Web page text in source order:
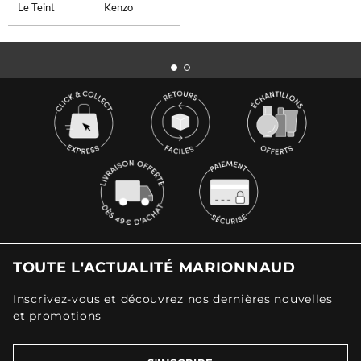
Le Teint
Kenzo
TOUTE L'ACTUALITÉ MARIONNAUD
Inscrivez-vous et découvrez nos dernières nouvelles
et promotions